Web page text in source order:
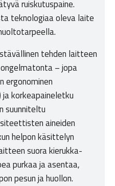
ruiskutuspaine.
teknologiaa oleva laite
tehden laitteen
– jopa
ergonominen
korkeapaineletku
suunniteltu
aineiden
helpon käsittelyn
suora kierukka-
purkaa ja asentaa,
pesun ja huollon.